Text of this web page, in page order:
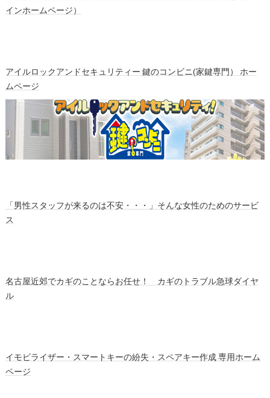
インホームページ）
アイルロックアンドセキュリティー 鍵のコンビニ(家鍵専門） ホー
ムページ
「男性スタッフが来るのは不安・・・」そんな女性のためのサービ
ス
名古屋近郊でカギのことならお任せ！ カギのトラブル急球ダイヤ
ル
イモビライザー・スマートキーの紛失・スペアキー作成 専用ホーム
ページ